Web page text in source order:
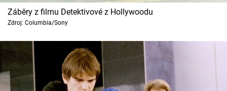
Cool Esport
TV Program
Sledujte prima+
Záběry z filmu Detektivové z Hollywoodu
Zdroj: Columbia/Sony